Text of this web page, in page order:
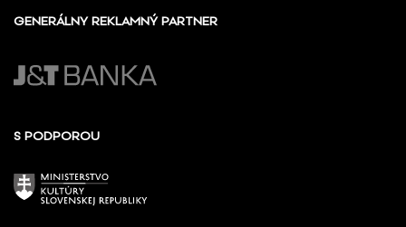
GENERÁLNY REKLAMNÝ PARTNER
S PODPOROU